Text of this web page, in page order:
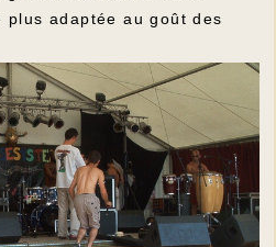
adaptée au goût des